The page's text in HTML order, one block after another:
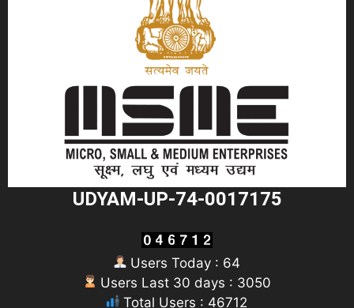
UDYAM-UP-74-0017175
Users Today : 64
Users Last 30 days : 3050
Total Users : 46712